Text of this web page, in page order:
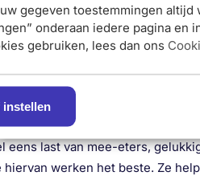
gegeven toestemmingen
onderaan iedere pagina en
gebruiken, lees dan ons
instellen
Meld je nu aan
E-mail adres:
krijgen deze donkere
gunstige effecten op je huid.
werking, fijn als je last
uit je poriën te verwijderen
onzuivere huid
eens last van mee-eters,
werken het beste. Ze